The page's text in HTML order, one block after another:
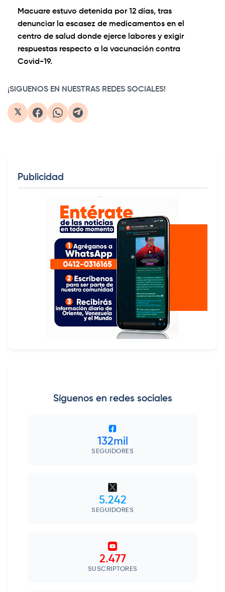
Macuare estuvo detenida por 12 días, tras
denunciar la escasez de medicamentos en el
centro de salud donde ejerce labores y exigir
respuestas respecto a la vacunación contra
Covid-19.
¡SIGUENOS EN NUESTRAS REDES SOCIALES!
𝕏
Publicidad
Síguenos en redes sociales
132mil
SEGUIDORES
5.242
SEGUIDORES
2.477
SUSCRIPTORES